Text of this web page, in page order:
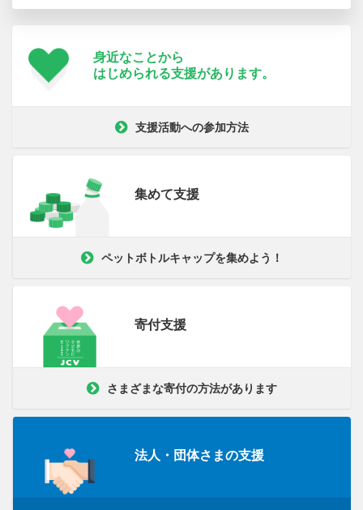
身近なことから
はじめられる支援があります。
支援活動への参加方法
集めて支援
ペットボトルキャップを集めよう！
寄付支援
さまざまな寄付の方法があります
法人・団体さまの支援